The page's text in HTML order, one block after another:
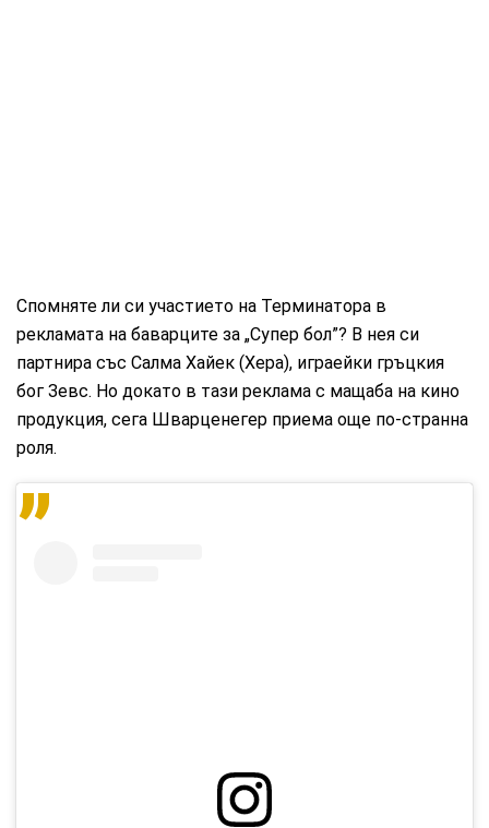
Спомняте ли си участието на Терминатора в
рекламата на баварците за „Супер бол”? В нея си
партнира със Салма Хайек (Хера), играейки гръцкия
бог Зевс. Но докато в тази реклама с мащаба на кино
продукция, сега Шварценегер приема още по-странна
роля.